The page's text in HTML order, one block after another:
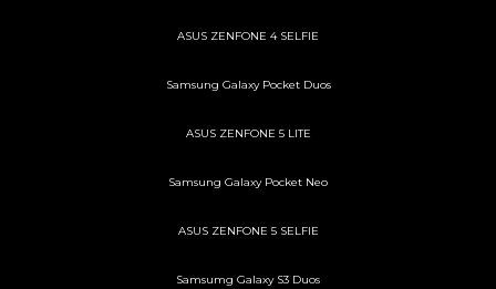
ASUS ZENFONE 4 SELFIE
Samsung Galaxy Pocket Duos
ASUS ZENFONE 5 LITE
Samsung Galaxy Pocket Neo
ASUS ZENFONE 5 SELFIE
Samsumg Galaxy S3 Duos